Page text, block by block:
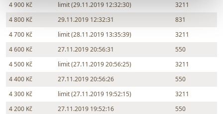
4 900 Kč
limit (29.11.2019 12:32:30)
3211
4 800 Kč
29.11.2019 12:32:31
831
4 700 Kč
limit (28.11.2019 13:35:39)
3211
4 600 Kč
27.11.2019 20:56:31
550
4 500 Kč
limit (27.11.2019 20:56:25)
3211
4 400 Kč
27.11.2019 20:56:26
550
4 300 Kč
limit (27.11.2019 19:52:15)
3211
4 200 Kč
27.11.2019 19:52:16
550